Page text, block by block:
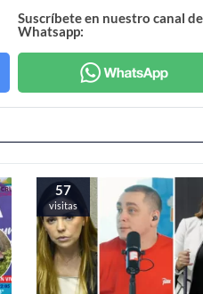
Suscríbete en nuestro canal de
Whatsapp:
57
visitas